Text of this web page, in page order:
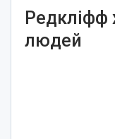
Редкліфф
людей